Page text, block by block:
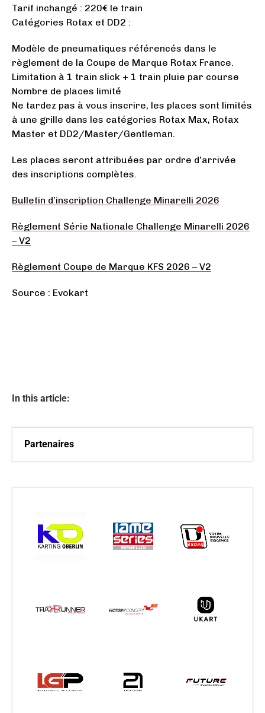
Tarif inchangé : 220€ le train
Catégories Rotax et DD2 :
Modèle de pneumatiques référencés dans le
règlement de la Coupe de Marque Rotax France.
Limitation à 1 train slick + 1 train pluie par course
Nombre de places limité
Ne tardez pas à vous inscrire, les places sont limités
à une grille dans les catégories Rotax Max, Rotax
Master et DD2/Master/Gentleman.
Les places seront attribuées par ordre d’arrivée
des inscriptions complètes.
Bulletin d’inscription Challenge Minarelli 2026
Règlement Série Nationale Challenge Minarelli 2026
– V2
Règlement Coupe de Marque KFS 2026 – V2
Source : Evokart
In this article:
Partenaires